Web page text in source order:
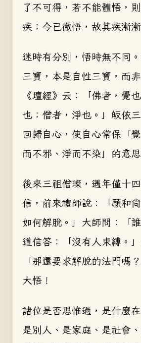
了不可得，若不能體悟，
疾；今已徹悟，故其疾漸漸
迷時有分別，悟時無不同
三寶，本是自性三寶，而
《壇經》云：「佛者，覺
也；僧者，淨也。」皈依
回歸自心，使自心常保「
而不邪、淨而不染」的意思
後來三祖僧璨，遇年僅十
信，前來禮師說：「願和
如何解脫。」大師問：「誰
道信答：「沒有人束縛。
「那還要求解脫的法門嗎
大悟！
諸位是否思惟過，是什麼
是別人、是家庭、是社會